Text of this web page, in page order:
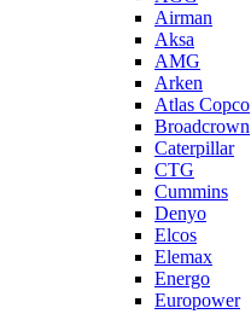
Airman
Aksa
AMG
Arken
Atlas Copco
Broadcrown
Caterpillar
CTG
Cummins
Denyo
Elcos
Elemax
Energo
Europower